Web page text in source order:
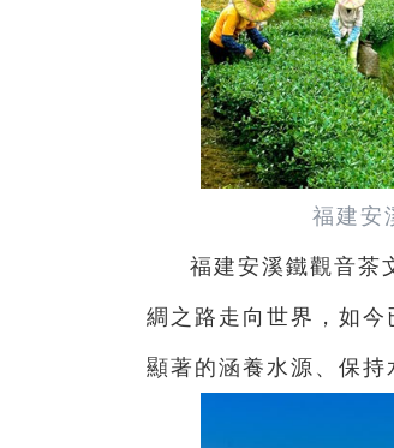
福建
福建安溪鐵觀音茶
綢之路走向世界，如
顯著的涵養水源、保持